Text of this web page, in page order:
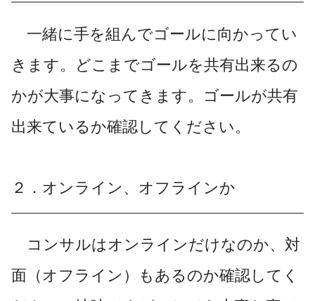
一緒に手を組んでゴールに向かってい
きます。どこまでゴールを共有出来るの
かが大事になってきます。ゴールが共有
出来ているか確認してください。
２．オンライン、オフラインか
コンサルはオンラインだけなのか、対
面（オフライン）もあるのか確認してく